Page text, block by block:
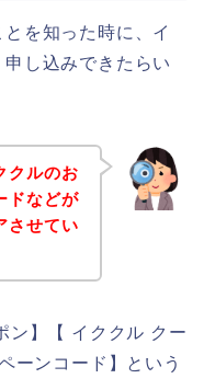
を知った時に、イ
し込みできたらい
クルのお
ドなどが
させてい
ン】【 イククル クー
ーンコード】という